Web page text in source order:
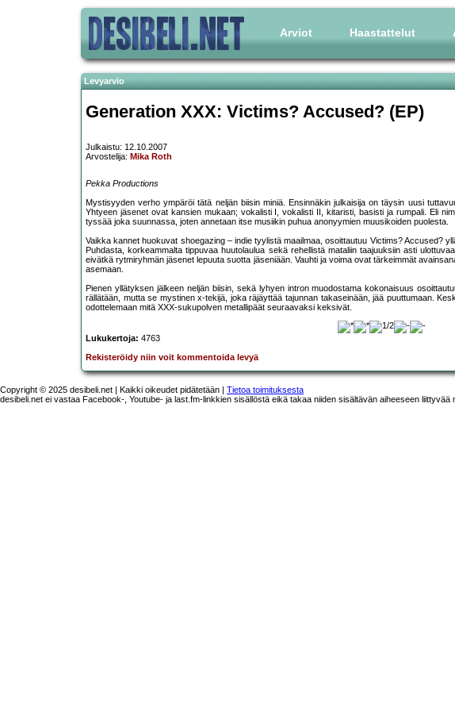
Arviot Haastattelut
Levyarvio
Generation XXX: Victims? Accused? (EP)
Julkaistu: 12.10.2007
Arvostelija: Mika Roth
Pekka Productions
Mystisyyden verho ympäröi tätä neljän biisin miniä. Ensinnäkin julkaisija on täysin uusi
Yhtyeen jäsenet ovat kansien mukaan; vokalisti I, vokalisti II, kitaristi, basisti ja rumpali. Eli
tyssää joka suunnassa, joten annetaan itse musiikin puhua anonyymien muusikoiden puolesta.
Vaikka kannet huokuvat shoegazing – indie tyylistä maailmaa, osoittautuu Victims? Accused?
Puhdasta, korkeammalta tippuvaa huutolaulua sekä rehellistä mataliin taajuuksiin asti
eivätkä rytmiryhmän jäsenet lepuuta suotta jäseniään. Vauhti ja voima ovat tärkeimmät
asemaan.
Pienen yllätyksen jälkeen neljän biisin, sekä lyhyen intron muodostama kokonaisuus
rällätään, mutta se mystinen x-tekijä, joka räjäyttää tajunnan takaseinään, jää puuttumaan.
odottelemaan mitä XXX-sukupolven metallipäät seuraavaksi keksivät.
Lukukertoja: 4763
Rekisteröidy niin voit kommentoida levyä
Copyright © 2025 desibeli.net | Kaikki oikeudet pidätetään | Tietoa toimituksesta
desibeli.net ei vastaa Facebook-, Youtube- ja last.fm-linkkien sisällöstä eikä takaa niiden sisältävän aiheeseen liittyvää